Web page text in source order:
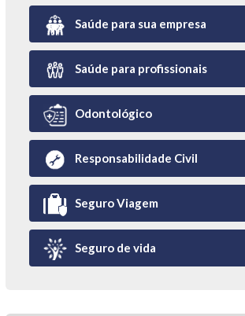
Saúde para sua empresa
Saúde para profissionais
Odontológico
Responsabilidade Civil
Seguro Viagem
Seguro de vida